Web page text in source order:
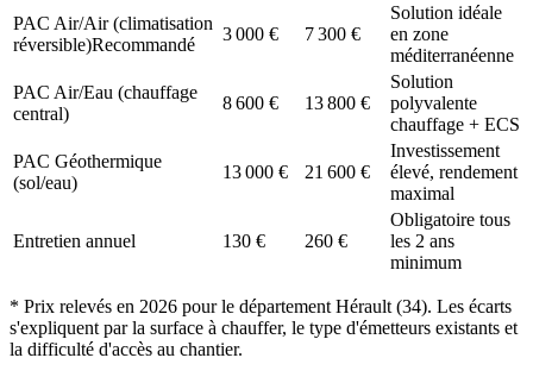
PAC Air/Air (climatisation
réversible)Recommandé
3 000 € 7 300 €
Solution idéale
en zone
méditerranéenne
PAC Air/Eau (chauffage
central)
8 600 € 13 800 €
Solution
polyvalente
chauffage + ECS
PAC Géothermique
(sol/eau)
13 000 € 21 600 €
Investissement
élevé, rendement
maximal
Entretien annuel 130 € 260 €
Obligatoire tous
les 2 ans
minimum
* Prix relevés en 2026 pour le département Hérault (34). Les écarts
s'expliquent par la surface à chauffer, le type d'émetteurs existants et
la difficulté d'accès au chantier.